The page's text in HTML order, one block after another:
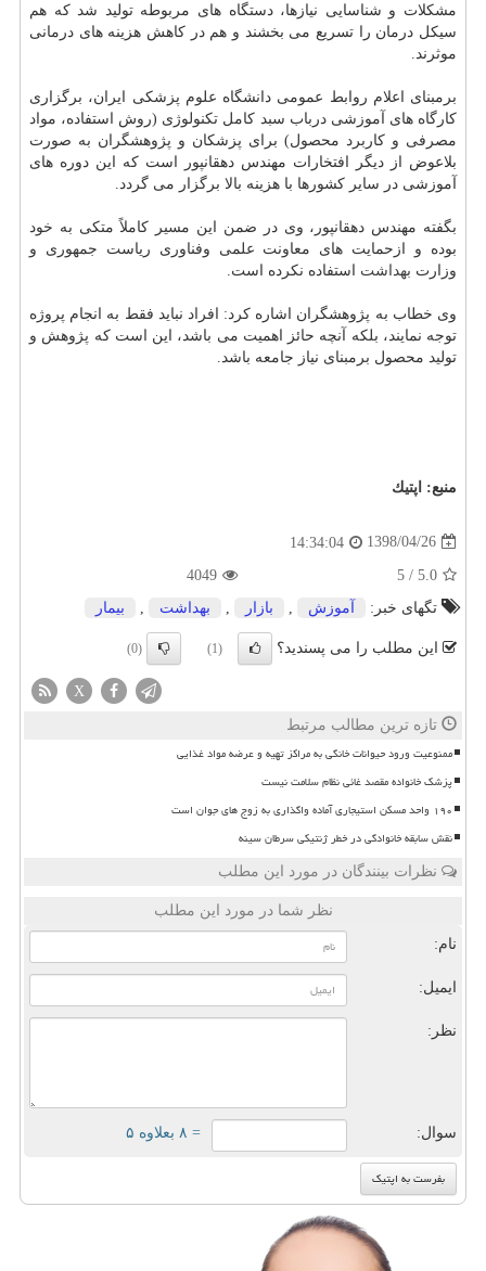
مشكلات و شناسایی نیازها، دستگاه های مربوطه تولید شد كه هم
سیكل درمان را تسریع می بخشند و هم در كاهش هزینه های درمانی
موثرند.
برمبنای اعلام روابط عمومی دانشگاه علوم پزشكی ایران، برگزاری
كارگاه های آموزشی درباب سبد كامل تكنولوژی (روش استفاده، مواد
مصرفی و كاربرد محصول) برای پزشكان و پژوهشگران به صورت
بلاعوض از دیگر افتخارات مهندس دهقانپور است كه این دوره های
آموزشی در سایر كشورها با هزینه بالا برگزار می گردد.
بگفته مهندس دهقانپور، وی در ضمن این مسیر كاملاً متكی به خود
بوده و ازحمایت های معاونت علمی وفناوری ریاست جمهوری و
وزارت بهداشت استفاده نكرده است.
وی خطاب به پژوهشگران اشاره كرد: افراد نباید فقط به انجام پروژه
توجه نمایند، بلكه آنچه حائز اهمیت می باشد، این است كه پژوهش و
تولید محصول برمبنای نیاز جامعه باشد.
منبع: اپتیك
1398/04/26
14:34:04
5.0
/
5
4049
تگهای خبر:
آموزش بازار بهداشت بیمار
این مطلب را می پسندید؟ (1)
(0)
X
تازه ترین مطالب مرتبط
ممنوعیت ورود حیوانات خانگی به مراکز تهیه و عرضه مواد غذایی
پزشک خانواده مقصد غائی نظام سلامت نیست
۱۹۰ واحد مسکن استیجاری آماده واگذاری به زوج های جوان است
نقش سابقه خانوادگی در خطر ژنتیکی سرطان سینه
نظرات بینندگان در مورد این مطلب
نظر شما در مورد این مطلب
نام:
ایمیل:
نظر:
سوال: = ۸ بعلاوه ۵